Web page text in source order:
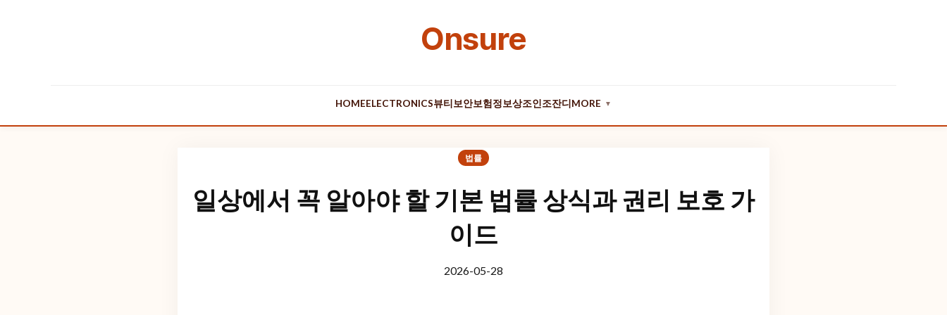
Onsure
HOMEELECTRONICS뷰티 보안보험정보상조인조잔디 MORE ▼
법률
일상에서 꼭 알아야 할 기본 법률 상식과 권리 보호 가
이드
2026-05-28